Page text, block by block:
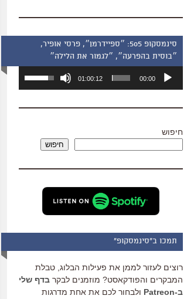
סינמסקופ 505: ״ספיידרמן״, פרסי אופיר,
״בוסית בהפרעה״, ״לגמור את הלילה״
אודיו
00:00
01:00:12
השתמש
כדי
שמע.
חיפוש
חיפוש
תמכו ב"סינמסקופ"
רוצים לעזור לממן את פעילות הבלוג, טבלת
המבקרים והפודקאסט? מוזמנים לבקר בדף שלי
ב-Patreon
ולבחור לכם את אחת מדרגות